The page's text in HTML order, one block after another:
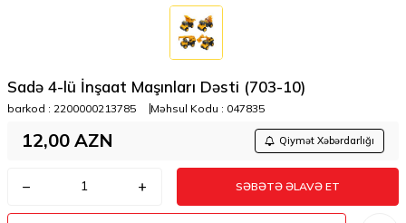
Sadə 4-lü İnşaat Maşınları Dəsti (703-10)
barkod : 2200000213785 Məhsul Kodu : 047835
12,00 AZN Qiymət Xəbərdarlığı
SƏBƏTƏ ƏLAVƏ ET